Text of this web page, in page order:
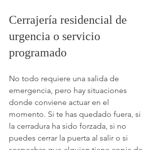
Cerrajería residencial de
urgencia o servicio
programado
No todo requiere una salida de
emergencia, pero hay situaciones
donde conviene actuar en el
momento. Si te has quedado fuera, si
la cerradura ha sido forzada, si no
puedes cerrar la puerta al salir o si